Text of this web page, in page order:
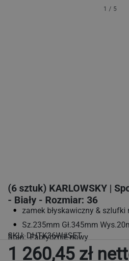
1 / 5
(6 sztuk) KARLOWSKY |
- Biały - Rozmiar: 36
zamek błyskawiczny & szlufki
Sz.235mm Gł.345mm
SKU:DHTK36W#SET
Stan: Fabrycznie nowy
1 260,45 zł